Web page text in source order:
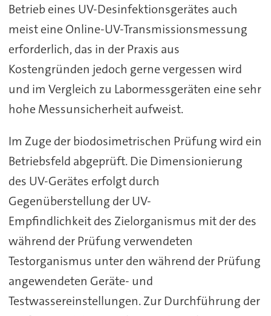
Betrieb eines UV-Desinfektionsgerätes auch
meist eine Online-UV-Transmissionsmessung
erforderlich, das in der Praxis aus
Kostengründen jedoch gerne vergessen wird
und im Vergleich zu Labormessgeräten eine sehr
hohe Messunsicherheit aufweist.
Im Zuge der biodosimetrischen Prüfung wird ein
Betriebsfeld abgeprüft. Die Dimensionierung
des UV-Gerätes erfolgt durch
Gegenüberstellung der UV-
Empfindlichkeit des Zielorganismus mit der des
während der Prüfung verwendeten
Testorganismus unter den während der Prüfung
angewendeten Geräte- und
Testwassereinstellungen. Zur Durchführung der